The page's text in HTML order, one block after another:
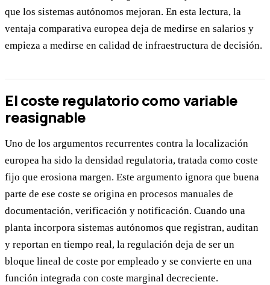
que los sistemas autónomos mejoran. En esta lectura, la
ventaja comparativa europea deja de medirse en salarios y
empieza a medirse en calidad de infraestructura de decisión.
El coste regulatorio como variable
reasignable
Uno de los argumentos recurrentes contra la localización
europea ha sido la densidad regulatoria, tratada como coste
fijo que erosiona margen. Este argumento ignora que buena
parte de ese coste se origina en procesos manuales de
documentación, verificación y notificación. Cuando una
planta incorpora sistemas autónomos que registran, auditan
y reportan en tiempo real, la regulación deja de ser un
bloque lineal de coste por empleado y se convierte en una
función integrada con coste marginal decreciente.